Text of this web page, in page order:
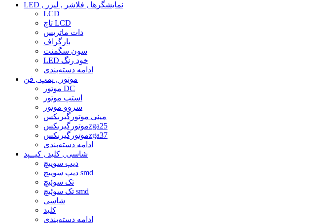
LED , نمایشگرها , فلاشر , لیزر
LCD
تاچ LCD
دات ماتریس
بارگراف
سون سگمنت
LED خود رنگ
ادامه دسته‌بندی
موتور , پمپ , فن
موتور DC
استپ موتور
سروو موتور
مینی موتورگیربکس
موتورگیربکسzga25
موتورگیربکسzga37
ادامه دسته‌بندی
شاسی , کلید , کیــپد
دیپ سوییچ
دیپ سوییچ smd
تک سوئیچ
تک سوئیچ smd
شاسی
کلید
ادامه دسته‌بندی